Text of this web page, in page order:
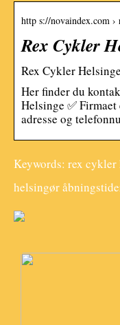
http s://novaindex.com
Rex Cykler
Rex Cykler
Her finder du
Helsinge ✅
adresse og
Keywords: rex
helsingør